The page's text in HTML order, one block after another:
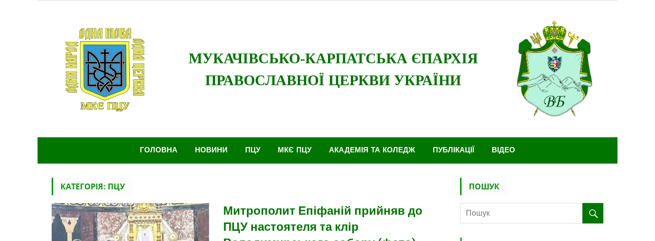
Мукачівсько-Карпатська єпархія Православної Церкви
України
ГОЛОВНА НОВИНИ ПЦУ МКЄ ПЦУ АКАДЕМІЯ ТА КОЛЕДЖ ПУБЛІКАЦІЇ ВІДЕО
КАТЕГОРІЯ: ПЦУ
Митрополит Епіфаній прийняв до
ПЦУ настоятеля та клір
ПОШУК